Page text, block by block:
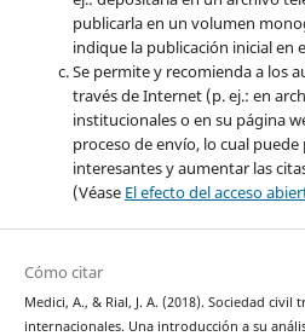
publicarla en un volumen
indique la publicación inicial en
Se permite y recomienda a los
través de Internet (p. ej.: en
institucionales o en su página
proceso de envío, lo cual
interesantes y aumentar las
(Véase El efecto del acceso
Cómo citar
Medici, A., & Rial, J. A. (2018). Sociedad
internacionales. Una introducción a su